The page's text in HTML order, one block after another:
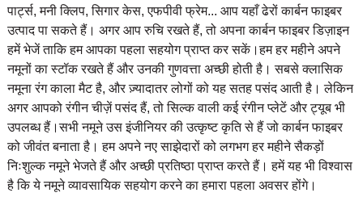
पार्ट्स, मनी क्लिप, सिगार केस, एफपीवी फ्रेम... आप यहाँ ढेरों कार्बन फाइबर
उत्पाद पा सकते हैं। अगर आप रुचि रखते हैं, तो अपना कार्बन फाइबर डिज़ाइन
हमें भेजें ताकि हम आपका पहला सहयोग प्राप्त कर सकें।हम हर महीने अपने
नमूनों का स्टॉक रखते हैं और उनकी गुणवत्ता अच्छी होती है। सबसे क्लासिक
नमूना रंग काला मैट है, और ज़्यादातर लोगों को यह सतह पसंद आती है। लेकिन
अगर आपको रंगीन चीज़ें पसंद हैं, तो सिल्क वाली कई रंगीन प्लेटें और ट्यूब भी
उपलब्ध हैं।सभी नमूने उस इंजीनियर की उत्कृष्ट कृति से हैं जो कार्बन फाइबर
को जीवंत बनाता है। हम अपने नए साझेदारों को लगभग हर महीने सैकड़ों
निःशुल्क नमूने भेजते हैं और अच्छी प्रतिष्ठा प्राप्त करते हैं। हमें यह भी विश्वास
है कि ये नमूने व्यावसायिक सहयोग करने का हमारा पहला अवसर होंगे।